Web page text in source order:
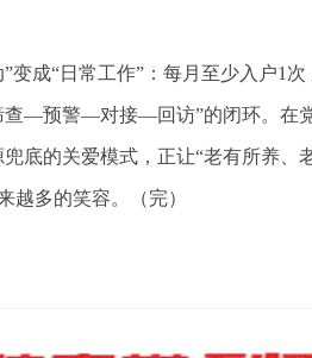
成“日常工作”：每月至少入户1次
查—预警—对接—回访”的闭环。在
底的关爱模式，正让“老有所养、
越多的笑容。（完）